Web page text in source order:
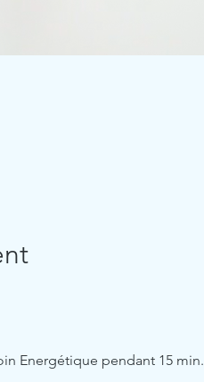
Energétique pendant 15 min.